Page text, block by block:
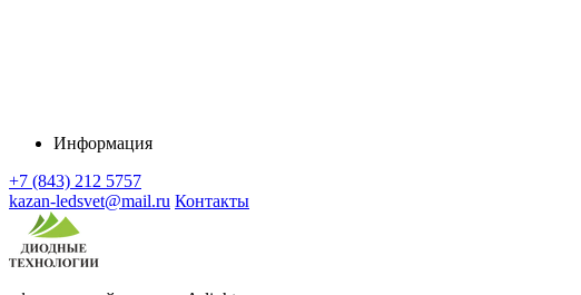
Информация
+7 (843) 212 5757
kazan-ledsvet@mail.ru Контакты